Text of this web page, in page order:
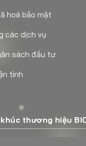
hoá bảo mật
các dịch vụ
sách đầu tư
tình
thương hiệu